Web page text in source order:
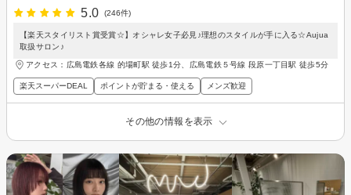
5.0
(246件)
【楽天スタイリスト賞受賞☆】オシャレ女子必見♪理想のスタイルが手に入る☆Aujua
取扱サロン♪
アクセス：広島電鉄各線 的場町駅 徒歩1分、広島電鉄５号線 段原一丁目駅 徒歩5分
楽天スーパーDEAL ポイントが貯まる・使える メンズ歓迎
その他の情報を表示